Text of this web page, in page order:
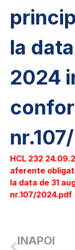
la
2024
HCL 232
aferente
la data de 31
nr.107/2024.pdf
INAPOI